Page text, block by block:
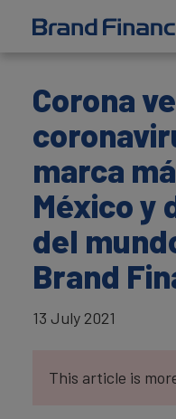
Corona
marca
México y
del
Brand
13 July 2021
This article is